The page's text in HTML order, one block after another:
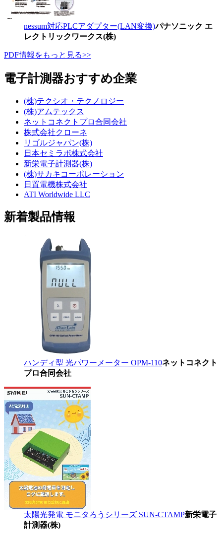
nessum対応PLCアダプター(LAN変換)パナソニック エ
レクトリックワークス(株)
PDF情報をもっと見る>>
電子計測器おすすめ企業
(株)テクシオ・テクノロジー
(株)アムテックス
ネットコネクトプロ合同会社
株式会社クローネ
リゴルジャパン(株)
日本セミラボ株式会社
新栄電子計測器(株)
(株)サカキコーポレーション
日置電機株式会社
ATI Worldwide LLC
新着製品情報
ハンディ型 光パワーメーター OPM-110ネットコネクト
プロ合同会社
太陽光発電 モニタろうシリーズ SUN-CTAMP新栄電子
計測器(株)